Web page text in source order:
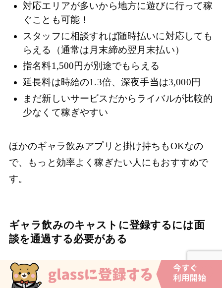
対応エリアが多いから地方に遊びに行って稼
ぐことも可能！
スタッフに相談すれば随時払いに対応しても
らえる（通常は月末締め翌月末払い）
指名料1,500円が別途でもらえる
延長料は時給の1.3倍、深夜手当は3,000円
まだ新しいサービスだからライバルが比較的
少なくて稼ぎやすい
ほかのギャラ飲みアプリと掛け持ちもOKなの
で、もっと効率よく稼ぎたい人にもおすすめで
す。
ギャラ飲みのキャストに登録するには面
談を通過する必要がある
glassに限らずギャラ飲みのキャストに登録する